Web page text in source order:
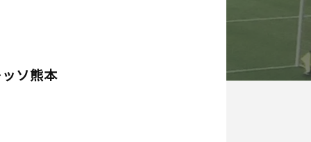
ソ熊本